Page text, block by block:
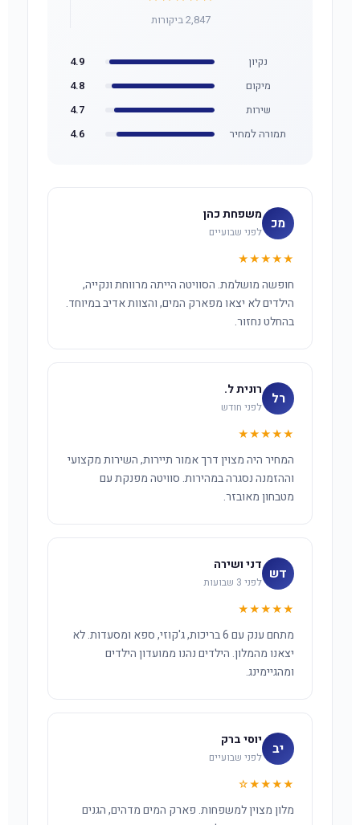
2,847 ביקורות
נקיון
4.9
מיקום
4.8
שירות
4.7
תמורה למחיר
4.6
מכ משפחת כהן
לפני שבועיים
★★★★★
חופשה מושלמת. הסוויטה הייתה מרווחת ונקייה,
הילדים לא יצאו מפארק המים, והצוות אדיב במיוחד.
בהחלט נחזור.
רל רונית ל.
לפני חודש
★★★★★
המחיר היה מצוין דרך אמור תיירות, השירות מקצועי
וההזמנה נסגרה במהירות. סוויטה מפנקת עם
מטבחון מאובזר.
דש דני ושירה
לפני 3 שבועות
★★★★★
מתחם ענק עם 6 בריכות, ג'קוזי, ספא ומסעדות. לא
יצאנו מהמלון. הילדים נהנו ממועדון הילדים
ומהגיימינג.
יב יוסי ברק
לפני שבועיים
★★★★☆
מלון מצוין למשפחות. פארק המים מדהים, הגנים